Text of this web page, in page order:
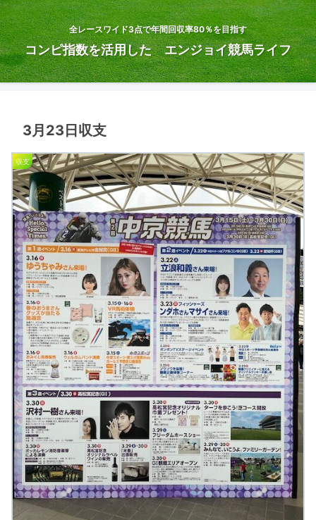
全レースワイド3点で年間回収率80％を目指す
コンピ指数を活用した エンジョイ競馬ライフ
3月23日収支
収支